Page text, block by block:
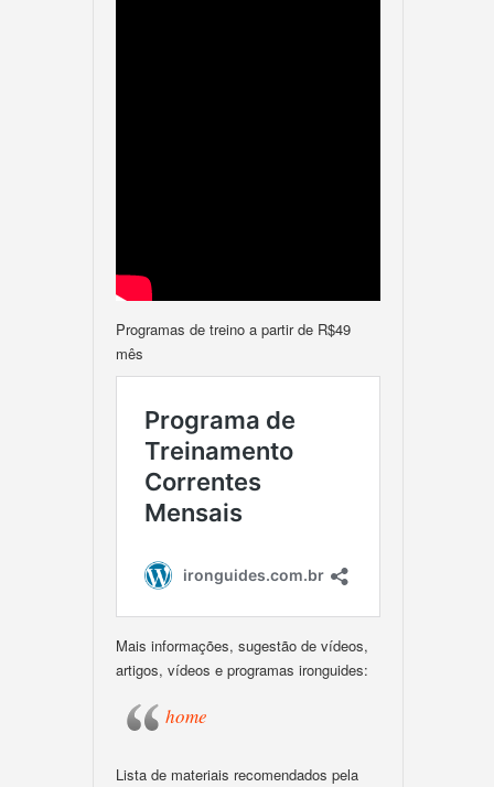
Programas de treino a partir de R$49
mês
Mais informações, sugestão de vídeos,
artigos, vídeos e programas ironguides:
home
Lista de materiais recomendados pela